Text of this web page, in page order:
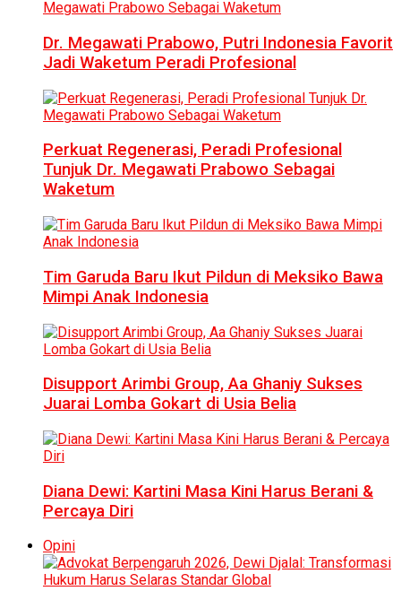
Dr. Megawati Prabowo, Putri Indonesia Favorit
Jadi Waketum Peradi Profesional
Perkuat Regenerasi, Peradi Profesional
Tunjuk Dr. Megawati Prabowo Sebagai
Waketum
Tim Garuda Baru Ikut Pildun di Meksiko Bawa
Mimpi Anak Indonesia
Disupport Arimbi Group, Aa Ghaniy Sukses
Juarai Lomba Gokart di Usia Belia
Diana Dewi: Kartini Masa Kini Harus Berani &
Percaya Diri
Opini